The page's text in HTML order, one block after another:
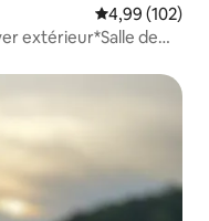
Évaluation
4,99 (102)
extérieur*Salle de